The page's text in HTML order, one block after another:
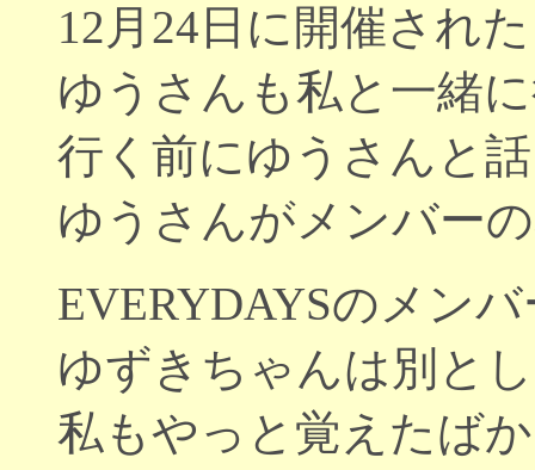
12月24日に開催され
ゆうさんも私と一緒
行く前にゆうさんと
ゆうさんがメンバー
EVERYDAYSのメン
ゆずきちゃんは別と
私もやっと覚えたば